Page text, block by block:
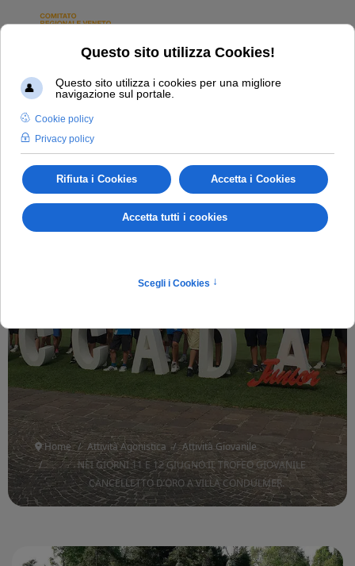
GIOVANILE
Home Attività Agonistica
Attività Giovanile
NEI GIORNI 11 E 12 GIUGNO IL TROFEO GIOVANILE
CANCELLETTO D’ORO A VILLA CONDULMER.